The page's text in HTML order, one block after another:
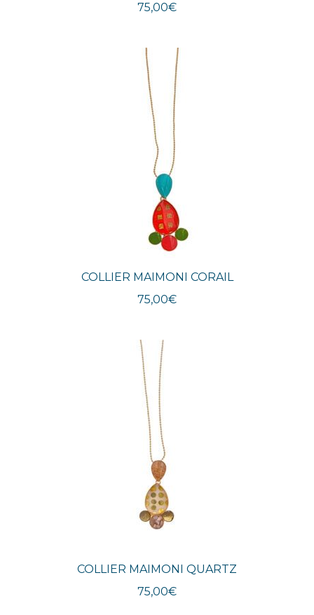
75,00€
COLLIER MAIMONI CORAIL
75,00€
COLLIER MAIMONI QUARTZ
75,00€